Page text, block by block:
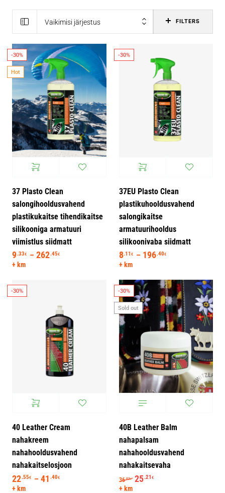
Vaikimisi järjestus FILTERS
-30%
Hot
37 Plasto Clean
salongihooldusvahend
plastikukaitse tihendikaitse
silikooniga armatuuri
viimistlus siidmatt
9.33€ – 262.45€ Hinnavahemik: 9.33€ kuni 262.45€
+ km
-30%
37EU Plasto Clean
plastikuhooldusvahend
salongikaitse
armatuurihooldus
silikoonivaba siidmatt
8.11€ – 196.40€
+ km
-30%
40 Leather Cream
nahakreem
nahahooldusvahend
nahakaitselosjoon
22.55€ – 41 .40€ Hinnavahemik: 22.55€ kuni 41.40€
+ km
-30%
Sold out
40B Leather Balm
nahapalsam
nahahooldusvahend
nahakaitsevaha
36.02€ Algne hind oli: 36.02€.
25.21€
+ km